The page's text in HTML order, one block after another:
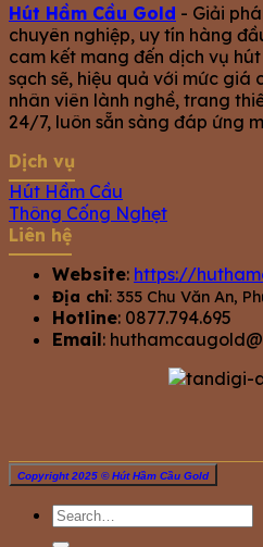
Hút Hầm Cầu Gold - Giải
chuyên nghiệp, uy tín hàng
cam kết mang đến dịch vụ
sạch sẽ, hiệu quả với mức giá
nhân viên lành nghề, trang
24/7, luôn sẵn sàng đáp ứng
Dịch vụ
Hút Hầm Cầu
Thông Cống Nghẹt
Liên hệ
Website: https://
Địa chỉ: 355 Chu Văn An,
Hotline: 0877.794.695
Email:
Copyright 2025 © Hút Hầm Cầu Gold